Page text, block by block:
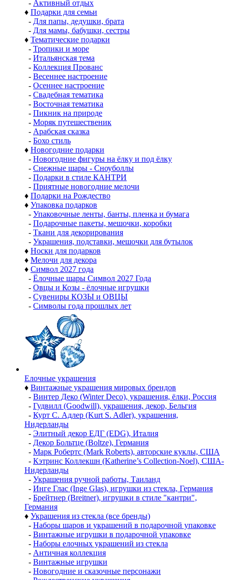
- Активный отдых
♦ Подарки для семьи
- Для папы, дедушки, брата
- Для мамы, бабушки, сестры
♦ Тематические подарки
- Тропики и море
- Итальянская тема
- Коллекция Прованс
- Весеннее настроение
- Осеннее настроение
- Свадебная тематика
- Восточная тематика
- Пикник на природе
- Моряк путешественик
- Арабская сказка
- Бохо стиль
♦ Новогодние подарки
- Новогодние фигуры на ёлку и под ёлку
- Снежные шары - Сноуболлы
- Подарки в стиле КАНТРИ
- Приятные новогодние мелочи
♦ Подарки на Рождество
♦ Упаковка подарков
- Упаковочные ленты, банты, пленка и бумага
- Подарочные пакеты, мешочки, коробки
- Ткани для декорирования
- Украшения, подставки, мешочки для бутылок
♦ Носки для подарков
♦ Мелочи для декора
♦ Символ 2027 года
- Ёлочные шары Символ 2027 Года
- Овцы и Козы - ёлочные игрушки
- Сувениры КОЗЫ и ОВЦЫ
- Символы года прошлых лет
Елочные украшения
♦ Винтажные украшения мировых брендов
- Винтер Деко (Winter Deco), украшения, ёлки, Россия
- Гудвилл (Goodwill), украшения, декор, Бельгия
- Курт С. Адлер (Kurt S. Adler), украшения,
Нидерланды
- Элитный декор ЕДГ (EDG), Италия
- Декор Больтце (Boltze), Германия
- Марк Робертс (Mark Roberts), авторские куклы, США
- Кэтринс Коллекшн (Katherine’s Collection-Noel), США-
Нидерланды
- Украшения ручной работы, Таиланд
- Инге Глас (Inge Glas), игрушки из стекла, Германия
- Брейтнер (Breitner), игрушки в стиле "кантри",
Германия
♦ Украшения из стекла (все бренды)
- Наборы шаров и украшений в подарочной упаковке
- Винтажные игрушки в подарочной упаковке
- Наборы елочных украшений из стекла
- Античная коллекция
- Винтажные игрушки
- Новогодние и сказочные персонажи